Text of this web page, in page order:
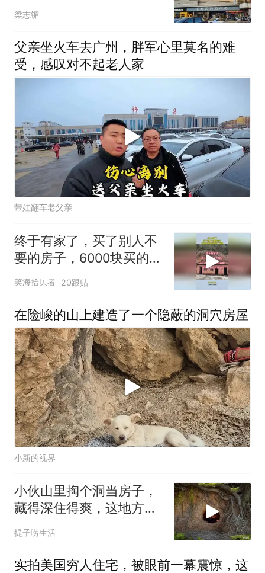
梁志镅
父亲坐火车去广州，胖军心里莫名的难
受，感叹对不起老人家
带娃翻车老父亲
终于有家了，买了别人不
要的房子，6000块买的还
送二亩地！
笑海拾贝者 20跟贴
在险峻的山上建造了一个隐蔽的洞穴房屋
小新的视界
小伙山里掏个洞当房子，
藏得深住得爽，这地方真
巴适
提子唠生活
实拍美国穷人住宅，被眼前一幕震惊，这